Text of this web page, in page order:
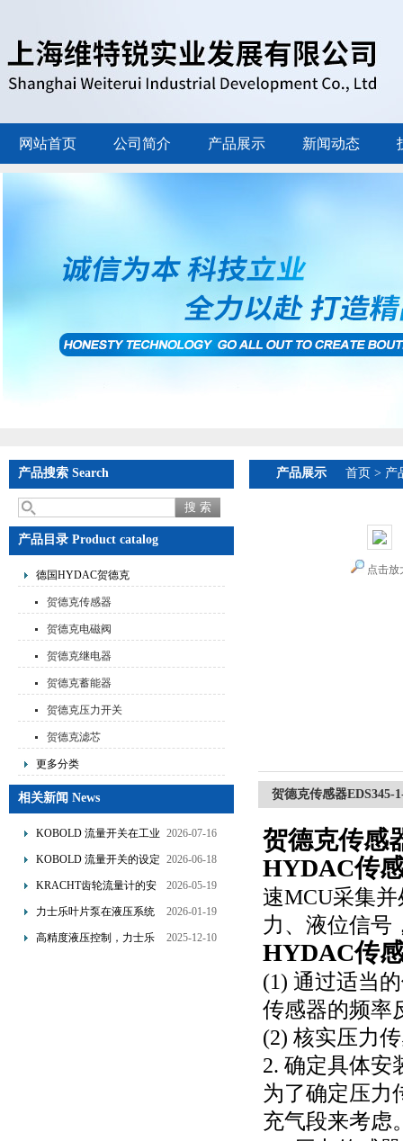
网站首页 公司简介 产品展示 新闻动态
产品搜索 Search
产品目录 Product catalog
德国HYDAC贺德克
贺德克传感器
贺德克电磁阀
贺德克继电器
贺德克蓄能器
贺德克压力开关
贺德克滤芯
更多分类
相关新闻 News
KOBOLD 流量开关在工业
管道水流量监测中的应用
2026-07-16
KOBOLD 流量开关的设定
流量调节与刻度指示
2026-06-18
KRACHT齿轮流量计的安
装要求：直管段、过滤器
2026-05-19
力士乐叶片泵在液压系统
中的应用分析
2026-01-19
高精度液压控制，力士乐
2025-12-10
产品展示 首页 > 产
点击放
贺德克传感器EDS345-
贺德克传感
HYDAC传
速MCU采集
力、液位信号
HYDAC传
(1) 通过适当
传感器的频率
(2) 核实压力
2. 确定具体安
为了确定压力
充气段来考虑